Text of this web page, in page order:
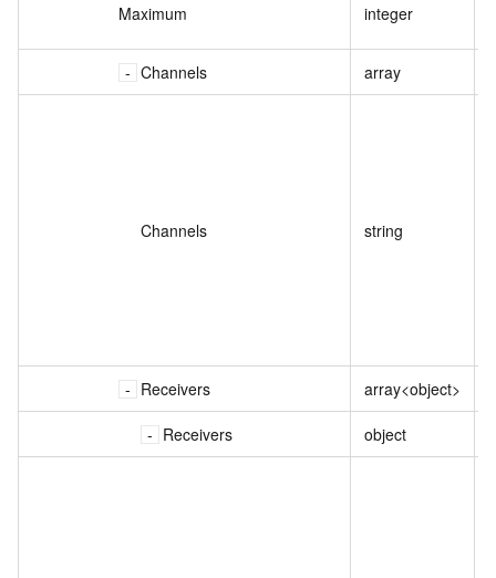
Maximum integer
Channels array
Channels string
Receivers array<object>
Receivers object